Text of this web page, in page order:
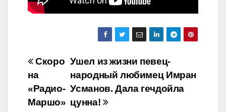
Навигация
по
записям
Ушел из жизни певец-
народный любимец Имран
Усманов. Дала гечдойла
цунна!
Скоро
на
«Радио-
Маршо»